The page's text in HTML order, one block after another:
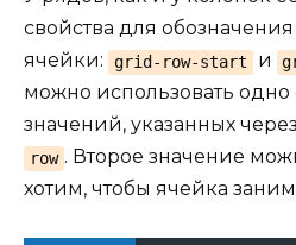
свойства для
ячейки:
grid-row-start и
можно использовать одно
значений, указанных
row . Второе значение
хотим, чтобы ячейка